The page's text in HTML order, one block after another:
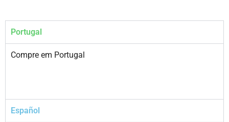
Portugal
Compre em Portugal
Español